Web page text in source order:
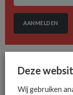
AANMELDEN
Deze
Wij gebruiken